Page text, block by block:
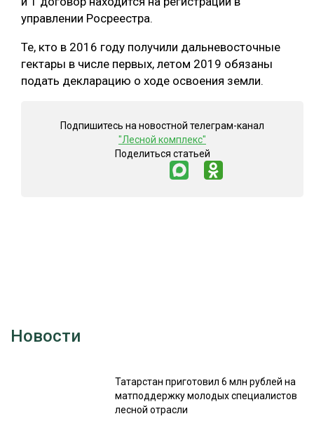
МЕБЕЛЬНОЕ ПРОИЗВОДСТВО
управлении Росреестра.
Те, кто в 2016 году получили дальневосточные
гектары в числе первых, летом 2019 обязаны
подать декларацию о ходе освоения земли.
Подпишитесь на новостной телеграм-канал
"Лесной комплекс"
Поделиться статьей
Новости
Татарстан приготовил 6 млн рублей на
матподдержку молодых специалистов
лесной отрасли